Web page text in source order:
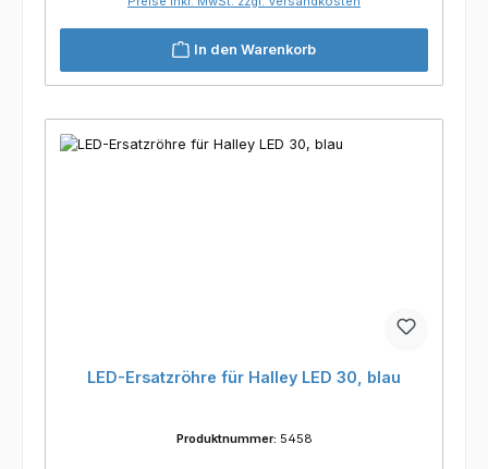
In den Warenkorb
LED-Ersatzröhre für Halley LED 30, blau
Produktnummer: 5458